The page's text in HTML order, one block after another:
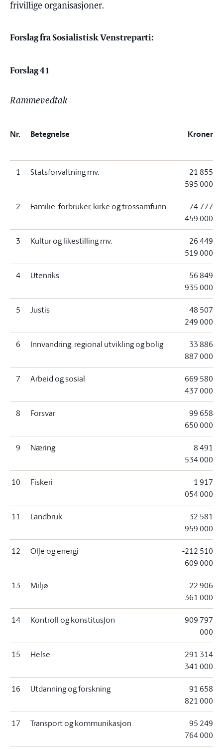
frivillige organisasjoner.
Forslag fra Sosialistisk Venstreparti:
Forslag 41
Rammevedtak
Nr. Betegnelse Kroner
1 Statsforvaltning mv.
21 855
595 000
2 Familie, forbruker, kirke og trossamfunn
74 777
459 000
3 Kultur og likestilling mv.
26 449
519 000
4 Utenriks
56 849
935 000
5 Justis
48 507
249 000
6 Innvandring, regional utvikling og bolig
33 886
887 000
7 Arbeid og sosial
669 580
437 000
8 Forsvar
99 658
650 000
9 Næring
8 491
534 000
10 Fiskeri
1 917
054 000
11 Landbruk
32 581
959 000
12 Olje og energi
-212 510
609 000
13 Miljø
22 906
361 000
14 Kontroll og konstitusjon
909 797
000
15 Helse
291 314
341 000
16 Utdanning og forskning
91 658
821 000
17 Transport og kommunikasjon
95 249
764 000